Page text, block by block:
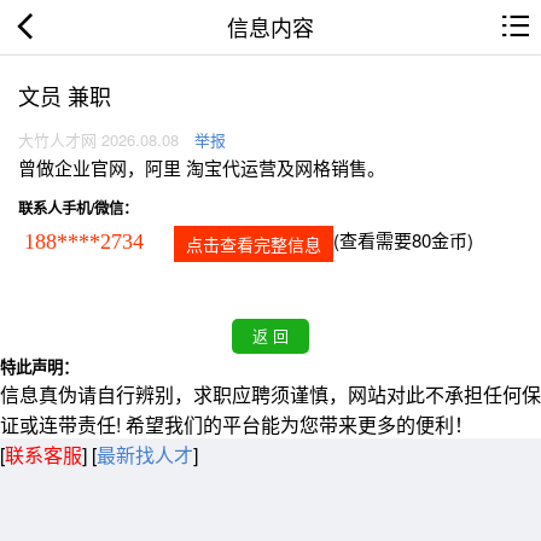
信息内容
文员 兼职
大竹人才网 2026.08.08 举报
曾做企业官网，阿里 淘宝代运营及网格销售。
联系人手机/微信：
188****2734 点击查看完整信息 (查看需要80金币)
特此声明：
信息真伪请自行辨别，求职应聘须谨慎，网站对此不承担任何保
证或连带责任! 希望我们的平台能为您带来更多的便利！
[联系客服] [最新找人才]